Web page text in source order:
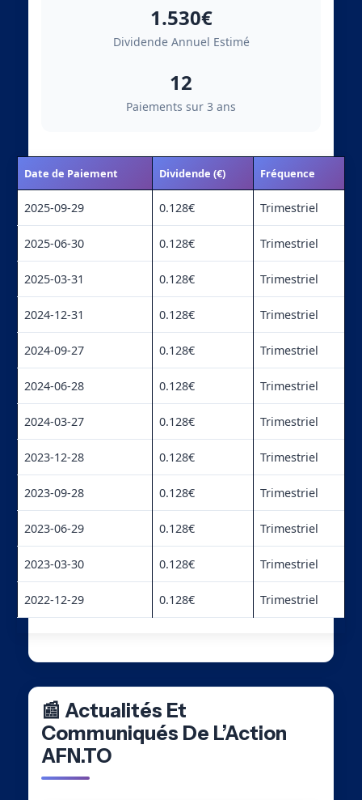
1.530€
Dividende Annuel Estimé
12
Paiements sur 3 ans
Date de Paiement Dividende (€) Fréquence
2025-09-29 0.128€ Trimestriel
2025-06-30 0.128€ Trimestriel
2025-03-31 0.128€ Trimestriel
2024-12-31 0.128€ Trimestriel
2024-09-27 0.128€ Trimestriel
2024-06-28 0.128€ Trimestriel
2024-03-27 0.128€ Trimestriel
2023-12-28 0.128€ Trimestriel
2023-09-28 0.128€ Trimestriel
2023-06-29 0.128€ Trimestriel
2023-03-30 0.128€ Trimestriel
2022-12-29 0.128€ Trimestriel
📰 Actualités Et
Communiqués De L’Action
AFN.TO